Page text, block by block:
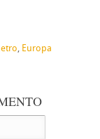
, Europa